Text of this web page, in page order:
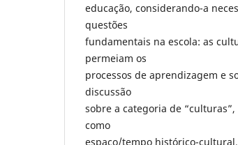
educação, considerando-a
questões
fundamentais na escola: as
permeiam os
processos de aprendizagem e
discussão
sobre a categoria de
como
espaço/tempo histórico-